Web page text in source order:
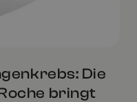
Die
bringt